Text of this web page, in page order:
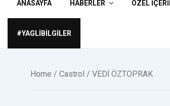
ANASAYFA HABERLER ÖZEL
#YAGLIBILGILER
Home / Castrol / VEDİ ÖZTOPRAK